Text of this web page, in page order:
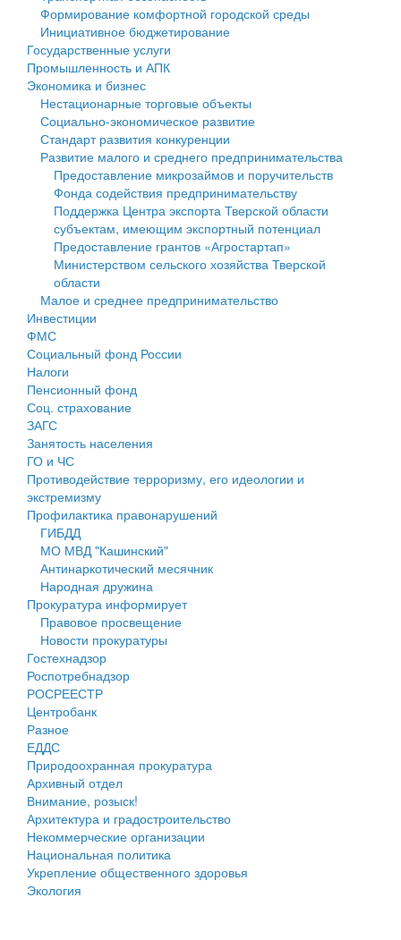
Государственные услуги
Промышленность и АПК
Экономика и бизнес
Символика
Устав
Гостям округа
Туризм
Культура
Образование
Здравоохранение
Социальная защита
Фотоальбом
муниципального округа Тверской области
Администрация Кашинского муниципального округа
Тверской области
Управление сельскими территориями
Открытые данные
Работа с обращениями граждан
Муниципальный контроль
Муниципальные услуги
Проекты административных регламентов
Антимонопольный комплаенс
Противодействие коррупции
Финансовое управление
Бюджет для граждан
Имущество
Выявление правообладателей ранее учтенных
объектов недвижимости
Имущественная поддержка субъектов малого и
среднего предпринимательства
Информационная поддержка субъектов малого и
среднего предпринимательства
Муниципальные программы
Контрольно-счетная палата
Персональные данные
Оценка регулирующего воздействия
Деятельность МУ
Нормативы градостроительного проектирования
Правила землепользования и застройки
Генеральные планы
Проекты планировки территории
Собрание депутатов
Городское поселение
Сельские поселения
Формирование комфортной городской среды
Инициативное бюджетирование
Государственные услуги
Промышленность и АПК
Экономика и бизнес
Нестационарные торговые объекты
Социально-экономическое развитие
Стандарт развития конкуренции
Развитие малого и среднего предпринимательства
Предоставление микрозаймов и поручительств
Фонда содействия предпринимательству
Поддержка Центра экспорта Тверской области
субъектам, имеющим экспортный потенциал
Предоставление грантов «Агростартап»
Министерством сельского хозяйства Тверской
области
Малое и среднее предпринимательство
Инвестиции
ФМС
Социальный фонд России
Налоги
Пенсионный фонд
Соц. страхование
ЗАГС
Занятость населения
ГО и ЧС
Противодействие терроризму, его идеологии и
экстремизму
Профилактика правонарушений
ГИБДД
МО МВД "Кашинский"
Антинаркотический месячник
Народная дружина
Прокуратура информирует
Правовое просвещение
Новости прокуратуры
Гостехнадзор
Роспотребнадзор
РОСРЕЕСТР
Центробанк
Разное
ЕДДС
Природоохранная прокуратура
Архивный отдел
Внимание, розыск!
Архитектура и градостроительство
Некоммерческие организации
Национальная политика
Укрепление общественного здоровья
Экология